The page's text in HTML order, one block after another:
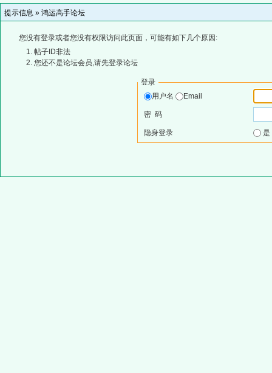
提示信息 » 鸿运高手论坛
您没有登录或者您没有权限访问此页面，可能有如下几个原因:
帖子ID非法
您还不是论坛会员,请先登录论坛
登录
用户名
Email
密 码
隐身登录